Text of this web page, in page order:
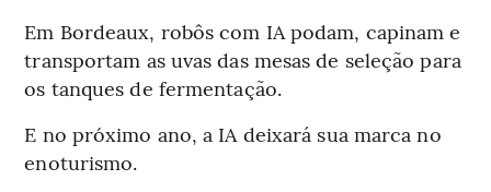
Em Bordeaux, robôs com IA podam, capinam e
transportam as uvas das mesas de seleção para
os tanques de fermentação.
E no próximo ano, a IA deixará sua marca no
enoturismo.